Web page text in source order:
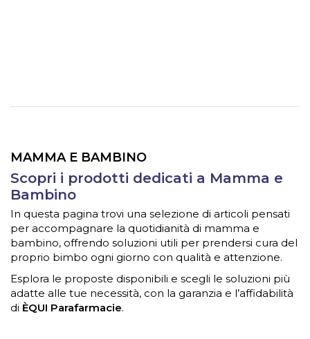
MAMMA E BAMBINO
Scopri i prodotti dedicati a Mamma e
Bambino
In questa pagina trovi una selezione di articoli pensati
per accompagnare la quotidianità di mamma e
bambino, offrendo soluzioni utili per prendersi cura del
proprio bimbo ogni giorno con qualità e attenzione.
Esplora le proposte disponibili e scegli le soluzioni più
adatte alle tue necessità, con la garanzia e l’affidabilità
di ÈQUI Parafarmacie.